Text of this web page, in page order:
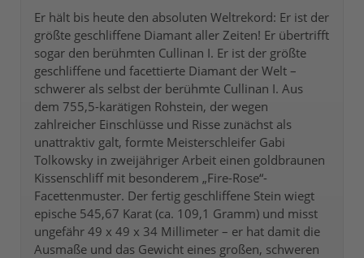
Er hält bis heute den absoluten Weltrekord: Er ist der
größte geschliffene Diamant aller Zeiten! Er übertrifft
sogar den berühmten Cullinan I. Er ist der größte
geschliffene und facettierte Diamant der Welt –
schwerer als selbst der berühmte Cullinan I. Aus
dem 755,5-karätigen Rohstein, der wegen
zahlreicher Einschlüsse und Risse zunächst als
unattraktiv galt, formte Meisterschleifer Gabi
Tolkowsky in zweijähriger Arbeit einen goldbraunen
Kissenschliff mit besonderem „Fire-Rose“-
Facettenmuster. Der fertig geschliffene Stein wiegt
epische 545,67 Karat (ca. 109,1 Gramm) und misst
ungefähr 49 x 49 x 34 Millimeter – er hat damit die
Ausmaße und das Gewicht eines großen, schweren